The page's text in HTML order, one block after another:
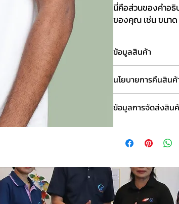
นี่คือส่วนของคำอธิ
ของคุณ เช่น ขนาด
ข้อมูลสินค้า
วัตถุดิบ คำแนะนำในก
และประโยชน์ที่ลูกค้าจะ
นโยบายการคืนสินค้
ไม่พอใจสินค้าที่ซื้อไป น
ข้อมูลการจัดส่งสิน
การบรรจุหีบห่อ และค่
เยี่ยม ทั้งยังช่วยให้ลูก